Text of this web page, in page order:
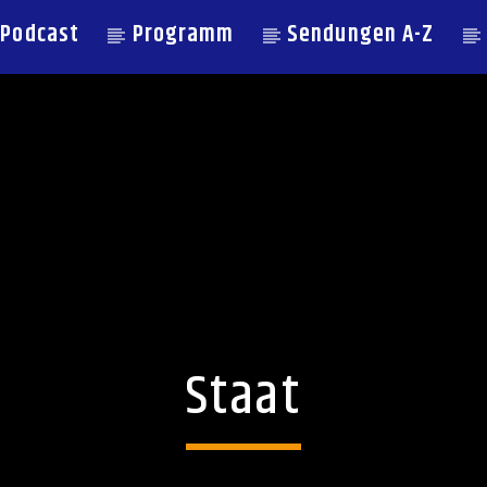
Podcast Programm Sendungen A-Z
Staat